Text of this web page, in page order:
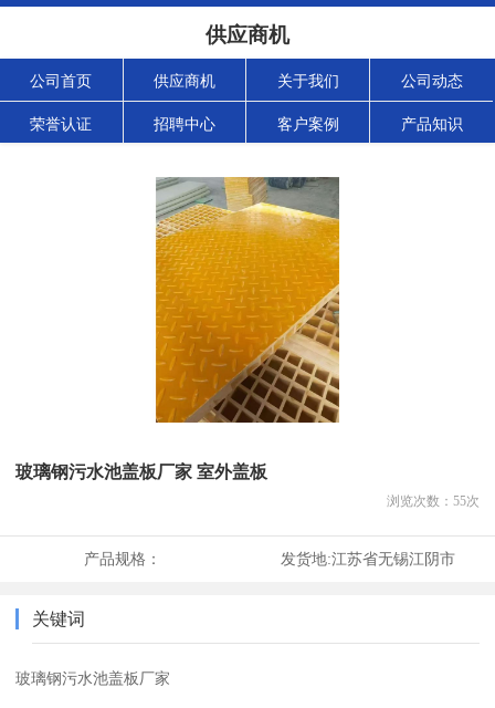
供应商机
公司首页 供应商机 关于我们 公司动态
荣誉认证 招聘中心 客户案例 产品知识
玻璃钢污水池盖板厂家 室外盖板
浏览次数： 55次
产品规格： 发货地:江苏省无锡江阴市
关键词
玻璃钢污水池盖板厂家